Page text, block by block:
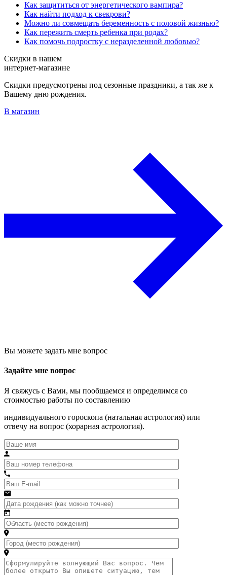
Как защититься от энергетического вампира?
Как найти подход к свекрови?
Можно ли совмещать беременность с половой жизнью?
Как пережить смерть ребенка при родах?
Как помочь подростку с неразделенной любовью?
Скидки в нашем
интернет-магазине
Скидки предусмотрены под сезонные праздники, а так же к
Вашему дню рождения.
В магазин
Вы можете задать мне вопрос
Задайте мне вопрос
Я свяжусь с Вами, мы пообщаемся и определимся со
стоимостью работы по составлению
индивидуального гороскопа (натальная астрология) или
отвечу на вопрос (хорарная астрология).